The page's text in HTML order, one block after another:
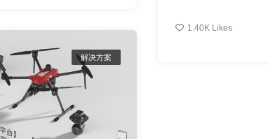
1.40K Likes
解决方案